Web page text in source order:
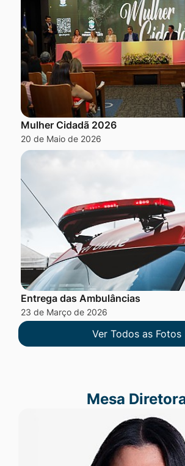
Mulher Cidadã 2026
20 de Maio de 2026
Entrega das Ambulâncias
23 de Março de 2026
Ver Todos as Fotos
Mesa